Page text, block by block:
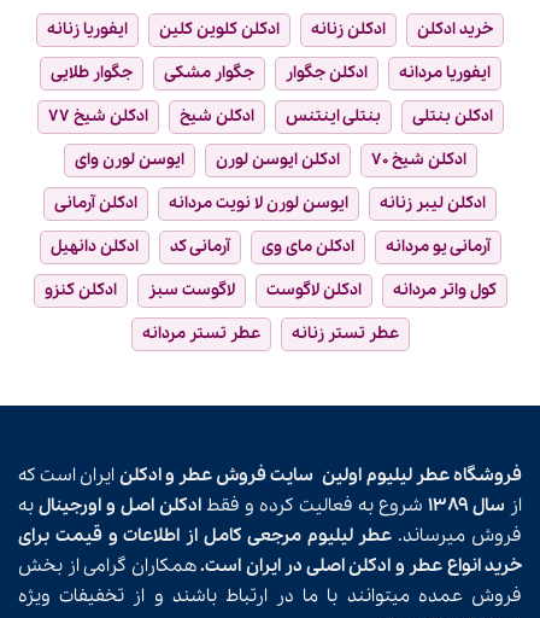
خرید ادکلن ادکلن زنانه ادکلن کلوین کلین
ایفوریا زنانه
ایفوریا مردانه
ادکلن جگوار جگوار مشکی
جگوار طلایی
ادکلن بنتلی
بنتلی اینتنس ادکلن شیخ
ادکلن شیخ ۷۷
ادکلن شیخ ۷۰
ادکلن ایوسن لورن
ایوسن لورن وای
ادکلن لیبر زنانه
ایوسن لورن لا نویت مردانه
ادکلن آرمانی
آرمانی یو مردانه
ادکلن مای وی آرمانی کد
ادکلن دانهیل
کول واتر مردانه
ادکلن لاگوست لاگوست سبز
ادکلن کنزو
عطر تستر زنانه
عطر تستر مردانه
فروشگاه عطر لیلیوم اولین سایت فروش عطر و ادکلن ایران است که
از سال ۱۳۸۹ شروع به فعالیت کرده و فقط ادکلن اصل و اورجینال به
فروش میرساند. عطر لیلیوم مرجعی کامل از اطلاعات و قیمت برای
خرید انواع عطر و ادکلن اصلی در ایران است.همکاران گرامی از بخش
فروش عمده میتوانند با ما در ارتباط باشند و از تخفیفات ویژه